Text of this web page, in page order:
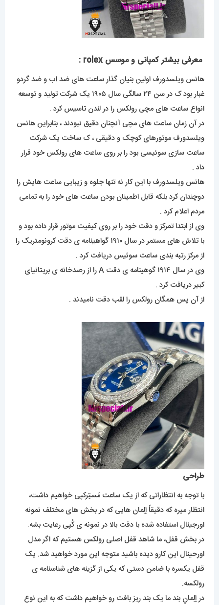
معرفی بیشتر کمپانی و موسس rolex :
هانس ویلسدورف اولین بنیان گذار ساعت های ضد اب و ضد گردو
غبار بود ک در سن ۲۴ سالگی سال ۱۹۰۵ یک شرکت تولید و توسعه
انواع ساعت های مچی رولکس را در لندن تاسیس کرد .
در آن زمان ساعت های مچی آنچنان دقیق نبودند ، بنابراین هانس
ویلسدورف موتورهای کوچک و دقیقی ، ک ساخت یک شرکت
ساعت سازی سوئیسی بود را بر روی ساعت های رولکس خود قرار
داد .
هانس ویلسدورف با این کار نه تنها جلوه و زیبایی ساعت هایش را
دوچندان کرد بلکه قابل اطمینان بودن ساعت های خود را به تمامی
مردم اعلام کرد .
وی از ابتدا تمرکز و دقت خود را بر روی کیفیت موتور قرار داده بود و
با تلاش های مستمر در سال ۱۹۱۰ گواهینامه ی دقت کرونومتریک را
از مرکز رتبه بندی ساعت سوئیس دریافت کرد .
وی در سال ۱۹۱۴ گوهینامه ی دقت A را از رصدخانه ی بریتانیای
کبیر دریافت کرد .
از آن پس همگان رولکس را لقب دقت نامیدند .
طراحی
با توجه به انتظاراتی که از یک ساعت مَستِرکپی خواهیم داشت،
انتظار میره که دقیقاً اِلِمان هایی که در بخش های مختلف نمونه
اورجینال استفاده شده با دقت بالا در نمونه ی کُپی رعایت بشه.
در بخش قفل، ما شاهد قفل اصلی رولکس هستیم که اگر مدل
اورحینال این کارو دیده باشید متوجه این مورد خواهید شد. یک
قفل یکسره با ضامن دستی که یکی از گزینه های شناسنامه ی
رولکسه.
در اِلِمانِ بند ما یک بند ریز بافت رو خواهیم داشت که به این نوع